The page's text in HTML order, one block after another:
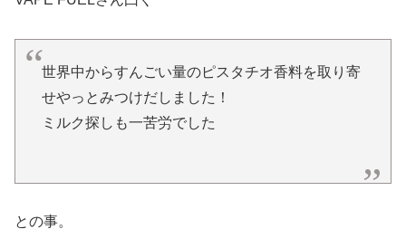
世界中からすんごい量のピスタチオ香料を取り寄
せやっとみつけだしました！
ミルク探しも一苦労でした
との事。